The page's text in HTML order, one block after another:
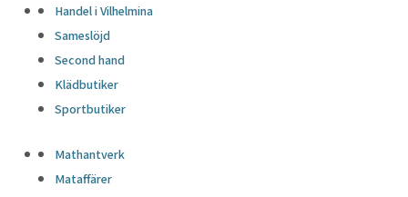
Handel i Vilhelmina
Sameslöjd
Second hand
Klädbutiker
Sportbutiker
Mathantverk
Mataffärer